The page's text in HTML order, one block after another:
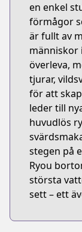
en enkel
förmågor
är fullt av
människor
överleva,
tjurar,
för att
leder till
huvudlös
stegen på
Ryou
största
sett – ett